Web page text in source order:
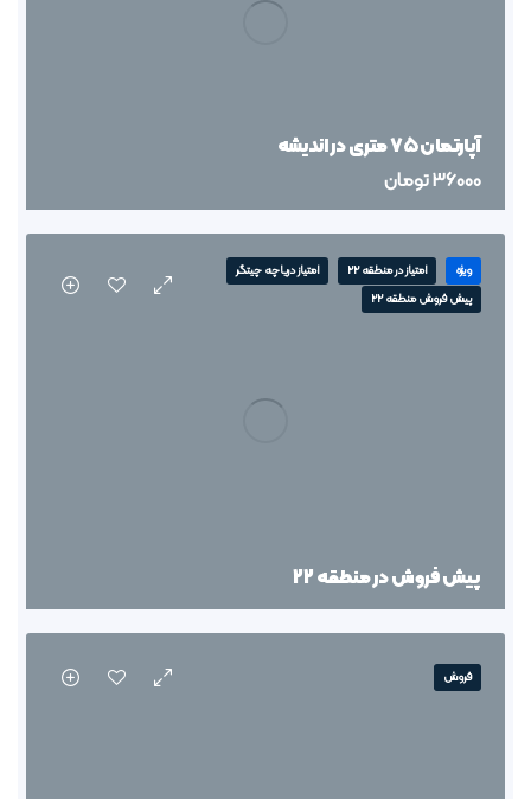
آپارتمان ۷۵ متری در اندیشه
36000تومان
امتیاز در منطقه 22
امتیاز دریاچه چیتگر
پیش فروش منطقه 22
پیش فروش در منطقه 22
فروش